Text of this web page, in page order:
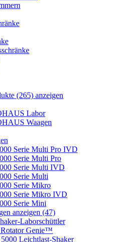
(265) anzeigen
Labor
Waagen
Serie Multi Pro IVD
Serie Multi Pro
Serie Multi IVD
Serie Multi
Serie Mikro
Serie Mikro IVD
Serie Mini
anzeigen (47)
Laborschüttler
Genie™
Leichtlast-Shaker